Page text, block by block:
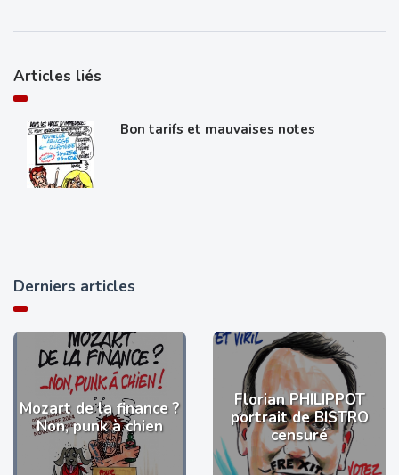
Articles liés
Bon tarifs et mauvaises notes
Derniers articles
Mozart de la finance ?
Non, punk à chien
Florian PHILIPPOT
portrait de BISTRO
censuré